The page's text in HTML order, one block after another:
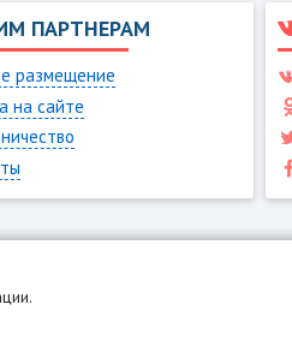
ПАРТНЕРАМ
размещение
на сайте